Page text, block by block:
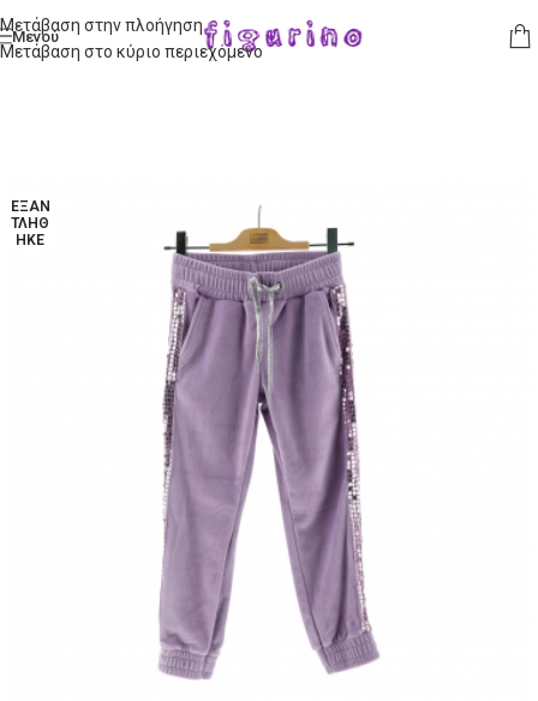
Μετάβαση στην πλοήγηση
Μετάβαση στο κύριο περιεχόμενο
Μενού
ΕΞΑΝ
ΤΛΉΘ
ΗΚΕ